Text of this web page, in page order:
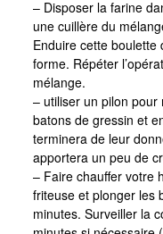
– Disposer la farine
une cuillère du
Enduire cette
forme. Répéter
mélange.
– utiliser un pilon
batons de gressin et
terminera de leur
apportera un peu de
– Faire chauffer votre
friteuse et plonger les
minutes. Surveiller la